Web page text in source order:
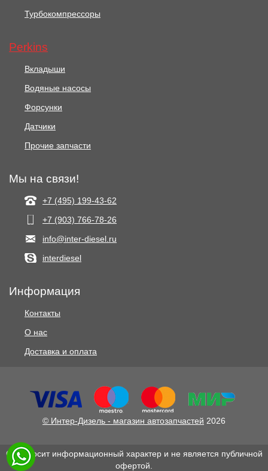
Турбокомпрессоры
Perkins
Вкладыши
Водяные насосы
Форсунки
Датчики
Прочие запчасти
Мы на связи!
+7 (495) 199-43-62
+7 (903) 766‑78-26
info@inter-diesel.ru
interdiesel
Информация
Контакты
О нас
Доставка и оплата
© Интер-Дизель - магазин автозапчастей 2026
Сайт носит информационный характер и не является публичной
офертой.